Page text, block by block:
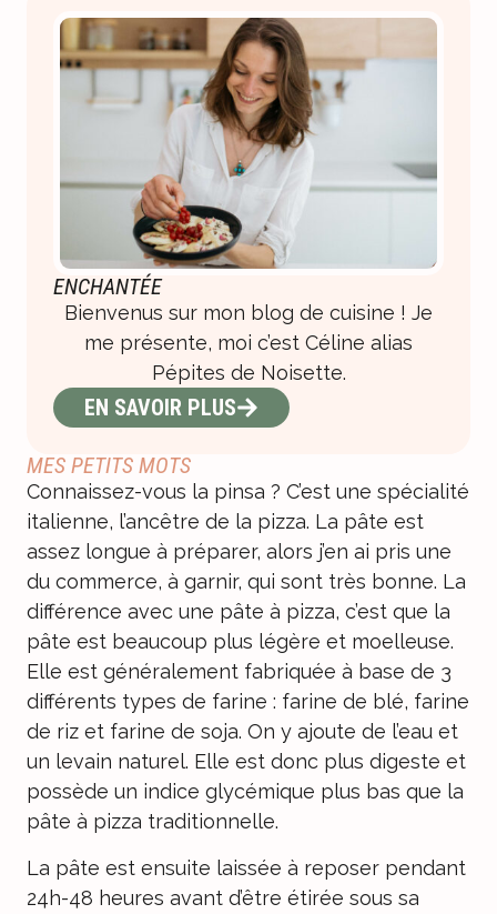
MES PETITS MOTS
Connaissez-vous la pinsa ? C’est une spécialité
italienne, l’ancêtre de la pizza. La pâte est
assez longue à préparer, alors j’en ai pris une
du commerce, à garnir, qui sont très bonne. La
différence avec une pâte à pizza, c’est que la
pâte est beaucoup plus légère et moelleuse.
Elle est généralement fabriquée à base de 3
différents types de farine : farine de blé, farine
de riz et farine de soja. On y ajoute de l’eau et
un levain naturel. Elle est donc plus digeste et
possède un indice glycémique plus bas que la
pâte à pizza traditionnelle.
La pâte est ensuite laissée à reposer pendant
24h-48 heures avant d’être étirée sous sa
ENCHANTÉE
Bienvenus sur mon blog de cuisine ! Je
me présente, moi c’est Céline alias
Pépites de Noisette.
EN SAVOIR PLUS